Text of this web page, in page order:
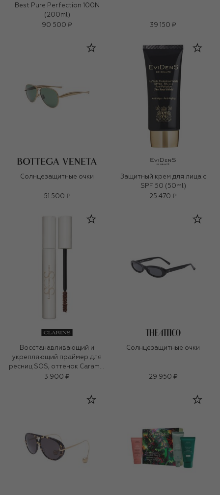
Best Pure Perfection 100N
(200ml)
90 500 ₽
39 150 ₽
Солнцезащитные очки
51 500 ₽
Защитный крем для лица с
SPF 50 (50ml)
25 470 ₽
Восстанавливающий и
укрепляющий праймер для
ресниц SOS, оттенок Caramel
(8ml)
3 900 ₽
Солнцезащитные очки
29 950 ₽